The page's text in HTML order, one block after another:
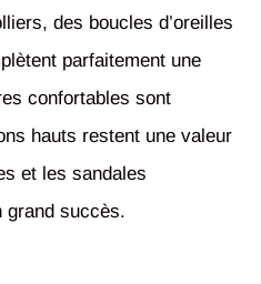
des boucles d’oreilles
parfaitement une
confortables sont
hauts restent une valeur
et les sandales
grand succès.